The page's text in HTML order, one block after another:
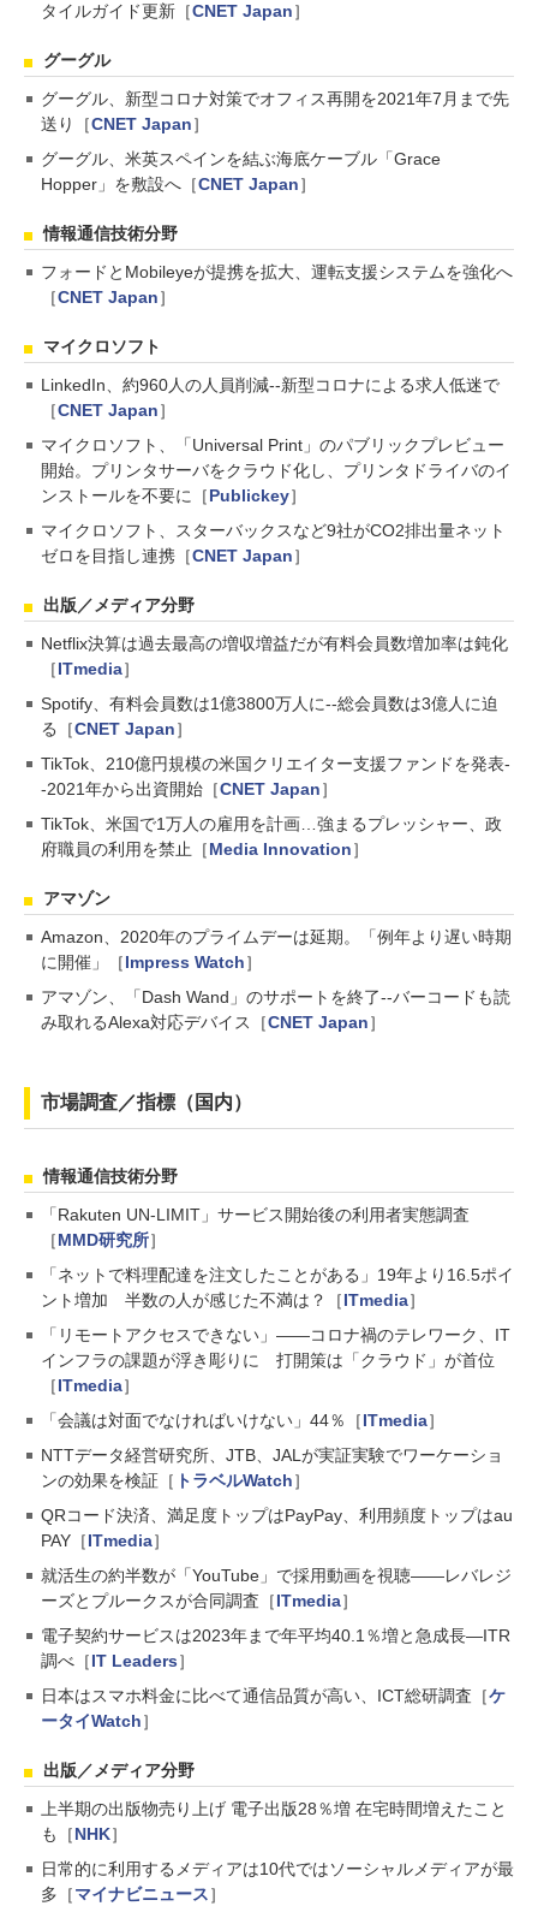
タイルガイド更新［CNET Japan］
グーグル
グーグル、新型コロナ対策でオフィス再開を2021年7月まで先
送り［CNET Japan］
グーグル、米英スペインを結ぶ海底ケーブル「Grace
Hopper」を敷設へ［CNET Japan］
情報通信技術分野
フォードとMobileyeが提携を拡大、運転支援システムを強化へ
［CNET Japan］
マイクロソフト
LinkedIn、約960人の人員削減--新型コロナによる求人低迷で
［CNET Japan］
マイクロソフト、「Universal Print」のパブリックプレビュー
開始。プリンタサーバをクラウド化し、プリンタドライバのイ
ンストールを不要に［Publickey］
マイクロソフト、スターバックスなど9社がCO2排出量ネット
ゼロを目指し連携［CNET Japan］
出版／メディア分野
Netflix決算は過去最高の増収増益だが有料会員数増加率は鈍化
［ITmedia］
Spotify、有料会員数は1億3800万人に--総会員数は3億人に迫
る［CNET Japan］
TikTok、210億円規模の米国クリエイター支援ファンドを発表-
-2021年から出資開始［CNET Japan］
TikTok、米国で1万人の雇用を計画…強まるプレッシャー、政
府職員の利用を禁止［Media Innovation］
アマゾン
Amazon、2020年のプライムデーは延期。「例年より遅い時期
に開催」［Impress Watch］
アマゾン、「Dash Wand」のサポートを終了--バーコードも読
み取れるAlexa対応デバイス［CNET Japan］
市場調査／指標（国内）
情報通信技術分野
「Rakuten UN-LIMIT」サービス開始後の利用者実態調査
［MMD研究所］
「ネットで料理配達を注文したことがある」19年より16.5ポイ
ント増加 半数の人が感じた不満は？［ITmedia］
「リモートアクセスできない」――コロナ禍のテレワーク、IT
インフラの課題が浮き彫りに 打開策は「クラウド」が首位
［ITmedia］
「会議は対面でなければいけない」44％［ITmedia］
NTTデータ経営研究所、JTB、JALが実証実験でワーケーショ
ンの効果を検証［ トラベルWatch］
QRコード決済、満足度トップはPayPay、利用頻度トップはau
PAY［ITmedia］
就活生の約半数が「YouTube」で採用動画を視聴――レバレジ
ーズとプルークスが合同調査［ITmedia］
電子契約サービスは2023年まで年平均40.1％増と急成長―ITR
調べ［IT Leaders］
日本はスマホ料金に比べて通信品質が高い、ICT総研調査［ケ
ータイWatch］
出版／メディア分野
上半期の出版物売り上げ 電子出版28％増 在宅時間増えたこと
も［NHK］
日常的に利用するメディアは10代ではソーシャルメディアが最
多［マイナビニュース］